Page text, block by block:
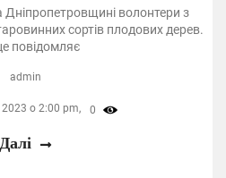
Дніпропетровщині волонтери з
сортів плодових дерев.
повідомляє
admin
о 2:00 pm, 0
Далі